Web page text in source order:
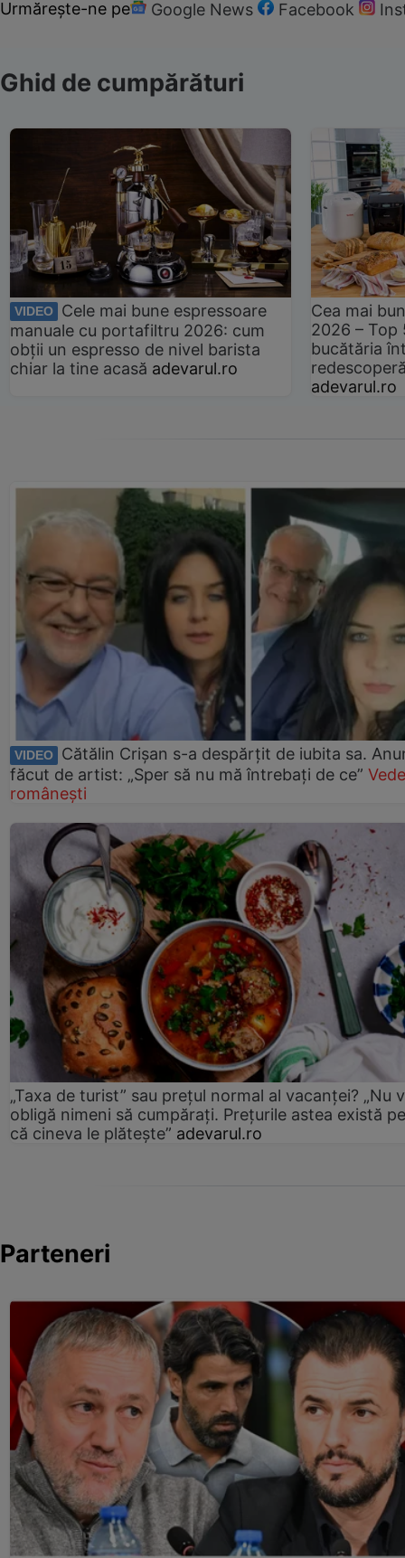
Urmărește-ne pe Google News Facebook
Ghid de cumpărături
VIDEO
Cele mai bune espressoare
manuale cu portafiltru 2026: cum
obții un espresso de nivel barista
chiar la tine acasă adevarul.ro
Cea mai
2026 –
bucătăria
adevarul.ro
VIDEO
Cătălin Crișan s-a despărțit de iubita sa.
făcut de artist: „Sper să nu mă întrebați de ce”
românești
„Taxa de turist” sau prețul normal al vacanței? „Nu
obligă nimeni să cumpărați. Prețurile astea există
că cineva le plătește” adevarul.ro
Parteneri